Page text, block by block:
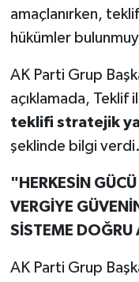
amaçlanırken,
hükümler
AK Parti Grup
açıklamada, Teklif
teklifi stratejik
şeklinde bilgi verdi.
"HERKESİN
VERGİYE
SİSTEME
AK Parti Grup